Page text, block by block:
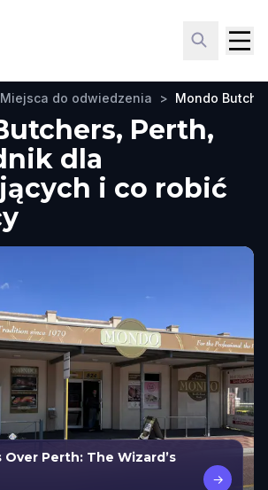
Miejsca do odwiedzenia > Mondo
Perth,
dla
i co robić
Over Perth: The Wizard’s
→